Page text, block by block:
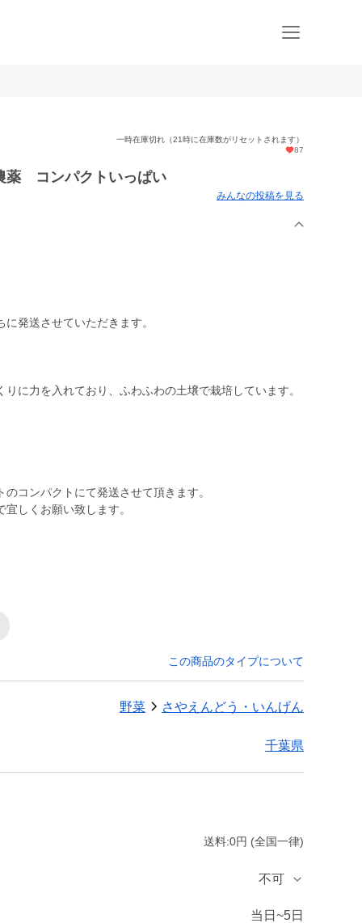
一時在庫切れ（21時に在庫数がリセットされます）
87
コンパクトいっぱい
みんなの投稿を見る
発送させていただきます。
に力を入れており、ふわふわの土壌で栽培しています。
コンパクトにて発送させて頂きます。
しくお願い致します。
この商品のタイプについて
野菜 さやえんどう・いんげん
千葉県
送料:0円 (全国一律)
不可
当日~5日